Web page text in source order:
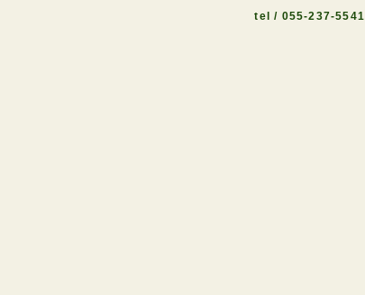
tel / 055-237-5541